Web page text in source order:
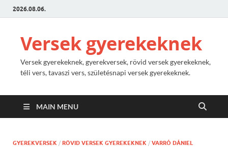
2026.08.06.
Versek gyerekeknek
Versek gyerekeknek, gyerekversek, rövid versek gyerekeknek,
téli vers, tavaszi vers, születésnapi versek gyerekeknek.
MAIN MENU
GYEREKVERSEK / RÖVID VERSEK GYEREKEKNEK / VARRÓ DÁNIEL